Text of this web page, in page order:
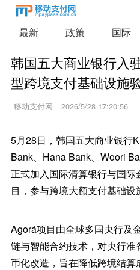
最新 政策 国际
韩国五大商业银行入
型跨境支付基础设施
移动支付网 2026/5/28 17:20:56
5月28日，韩国五大商业银行
Bank、Hana Bank、Woori
正式加入国际清算银行与国
目，参与跨境大额支付基础设
Agorá项目由全球多国央行及
链与智能合约技术，对央行
币化改造，旨在降低跨境结